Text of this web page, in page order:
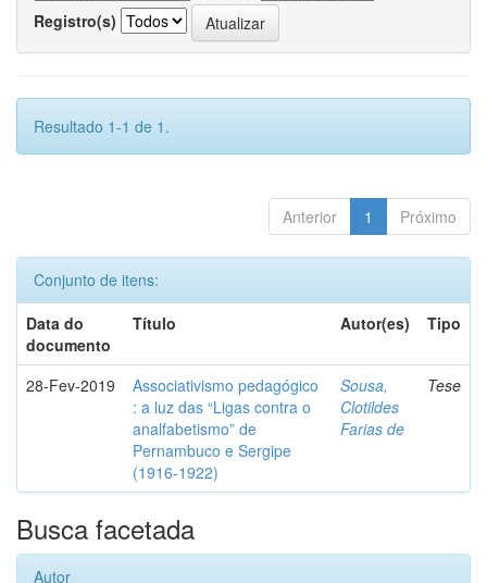
Registro(s)
Resultado 1-1 de 1.
Anterior 1 Próximo
Conjunto de itens:
Data do
documento
Título Autor(es) Tipo
28-Fev-2019
Associativismo pedagógico
: a luz das “Ligas contra o
analfabetismo” de
Pernambuco e Sergipe
(1916-1922)
Sousa,
Clotildes
Farias de
Tese
Busca facetada
Autor